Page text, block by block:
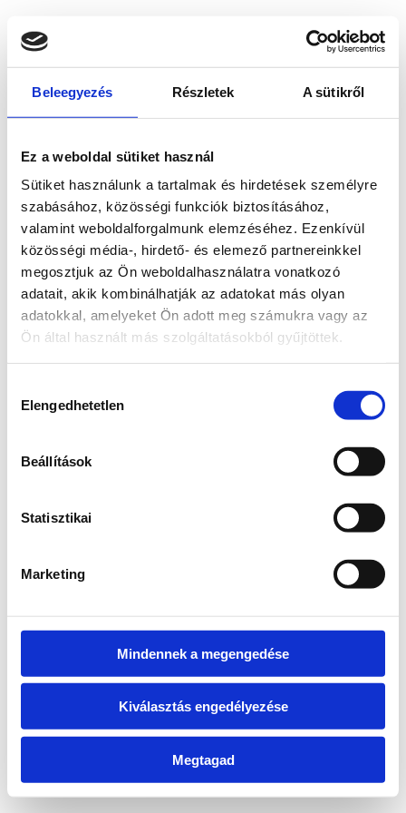
Beleegyezés Részletek A sütikről
Ez a weboldal sütiket használ
Sütiket használunk a tartalmak és hirdetések személyre
szabásához, közösségi funkciók biztosításához,
valamint weboldalforgalmunk elemzéséhez. Ezenkívül
közösségi média-, hirdető- és elemező partnereinkkel
megosztjuk az Ön weboldalhasználatra vonatkozó
adatait, akik kombinálhatják az adatokat más olyan
adatokkal, amelyeket Ön adott meg számukra vagy az
Ön által használt más szolgáltatásokból gyűjtöttek.
kiválasztása
Elengedhetetlen
Beállítások
Statisztikai
Marketing
Mindennek a megengedése
Kiválasztás engedélyezése
Megtagad
loadingwww.bicapp.hu
(see the browser console for more